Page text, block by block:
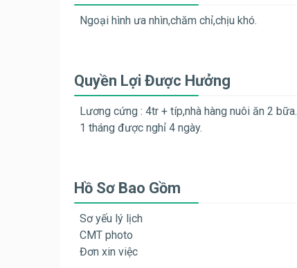
Ngoại hình ưa nhìn,chăm chỉ,chịu khó.
Quyền Lợi Được Hưởng
Lương cứng : 4tr + típ,nhà hàng nuôi ăn 2 bữa.
1 tháng được nghỉ 4 ngày.
Hồ Sơ Bao Gồm
Sơ yếu lý lịch
CMT photo
Đơn xin việc